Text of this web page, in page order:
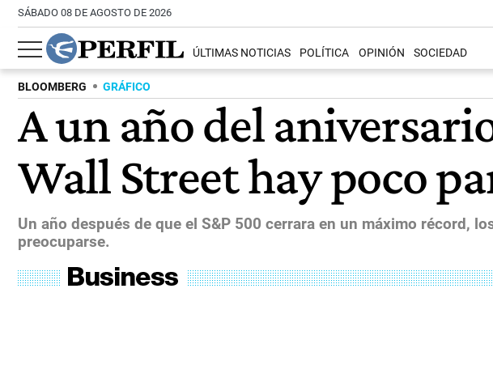
SÁBADO 08 DE AGOSTO DE 2026
ÚLTIMAS NOTICIAS POLÍTICA OPINIÓN SOCIEDAD
BLOOMBERG GRÁFICO
A un año del
Wall Street hay poco
Un año después de que el S&P 500 cerrara en un máximo récord,
preocuparse.